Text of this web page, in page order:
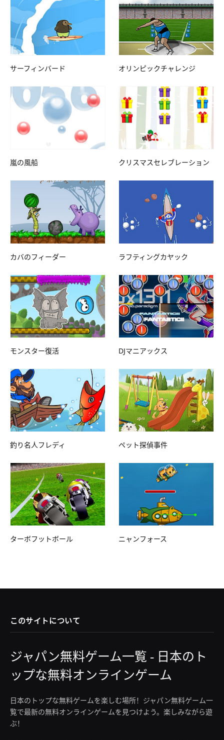
サーフィンバード オリンピックチャレンジ
嵐の風船 クリスマスセレブレーション
カバのフィーダー ラフティングカヤック
モンスター復活 DJマニアックス
釣り名人フレディ ペット探偵事件
ターボフットボール ニャンフォース
このサイトについて
ジャパン無料ゲーム一覧 - 日本のト
ップな無料オンラインゲーム
日本のトップな無料ゲームを楽しむ場所！ジャパン無料ゲーム一
覧で最新の無料オンラインゲームを見つけよう。楽しみながら遊
ぶ！